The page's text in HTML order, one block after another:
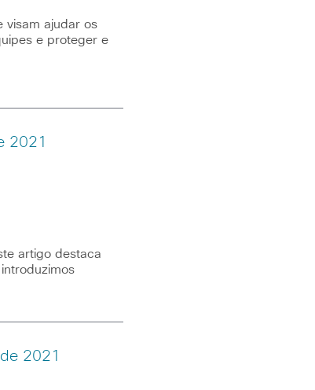
visam ajudar os
e proteger e
2021
artigo destaca
2021